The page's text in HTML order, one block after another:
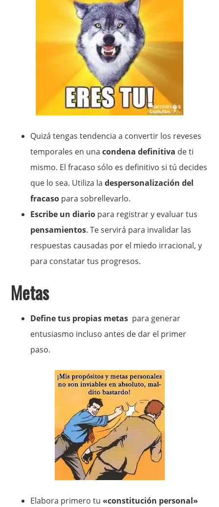
Quizá tengas tendencia a convertir los reveses
temporales en unacondena definitiva de ti
mismo. El fracaso sólo es definitivo si tú decides
que lo sea. Utiliza ladespersonalización del
fracaso para sobrellevarlo.
Escribe un diario para registrar y evaluar tus
pensamientos. Te servirá para invalidar las
respuestas causadas por el miedo irracional, y
para constatar tus progresos.
Metas
Define tus propias metas para generar
entusiasmo incluso antes de dar el primer
paso.
Elabora primero tu«constitución personal»